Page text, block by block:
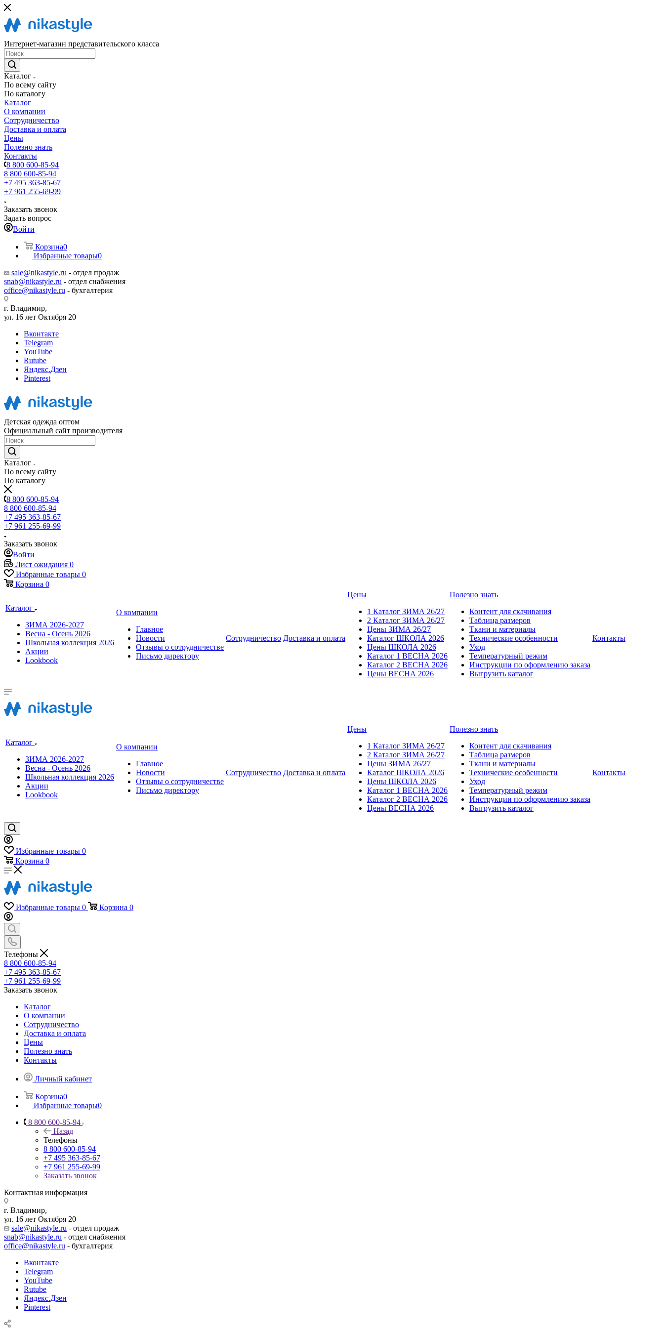
Интернет-магазин представительского класса
Каталог
По всему сайту
По каталогу
Каталог
О компании
Сотрудничество
Доставка и оплата
Цены
Полезно знать
Контакты
8 800 600-85-94
8 800 600-85-94
+7 495 363-85-67
+7 961 255-69-99
Заказать звонок
Задать вопрос
Войти
Корзина0
Избранные товары0
sale@nikastyle.ru - отдел продаж
snab@nikastyle.ru - отдел снабжения
office@nikastyle.ru - бухгалтерия
г. Владимир,
ул. 16 лет Октября 20
Вконтакте
Telegram
YouTube
Rutube
Яндекс.Дзен
Pinterest
Детская одежда оптом
Официальный сайт производителя
Каталог
По всему сайту
По каталогу
8 800 600-85-94
8 800 600-85-94
+7 495 363-85-67
+7 961 255-69-99
Заказать звонок
Войти
Лист ожидания 0
Избранные товары 0
Корзина 0
Каталог
ЗИМА 2026-2027
Весна - Осень 2026
Школьная коллекция 2026
Акции
Lookbook
О компании
Главное
Новости
Отзывы о сотрудничестве
Письмо директору
Сотрудничество Доставка и оплата
Цены
1 Каталог ЗИМА 26/27
2 Каталог ЗИМА 26/27
Цены ЗИМА 26/27
Каталог ШКОЛА 2026
Цены ШКОЛА 2026
Каталог 1 ВЕСНА 2026
Каталог 2 ВЕСНА 2026
Цены ВЕСНА 2026
Полезно знать
Контент для скачивания
Таблица размеров
Ткани и материалы
Технические особенности
Уход
Температурный режим
Инструкции по оформлению заказа
Выгрузить каталог
Контакты
Каталог
ЗИМА 2026-2027
Весна - Осень 2026
Школьная коллекция 2026
Акции
Lookbook
О компании
Главное
Новости
Отзывы о сотрудничестве
Письмо директору
Сотрудничество Доставка и оплата
Цены
1 Каталог ЗИМА 26/27
2 Каталог ЗИМА 26/27
Цены ЗИМА 26/27
Каталог ШКОЛА 2026
Цены ШКОЛА 2026
Каталог 1 ВЕСНА 2026
Каталог 2 ВЕСНА 2026
Цены ВЕСНА 2026
Полезно знать
Контент для скачивания
Таблица размеров
Ткани и материалы
Технические особенности
Уход
Температурный режим
Инструкции по оформлению заказа
Выгрузить каталог
Контакты
Избранные товары 0
Корзина 0
Избранные товары 0 Корзина 0
Телефоны
8 800 600-85-94
+7 495 363-85-67
+7 961 255-69-99
Заказать звонок
Каталог
О компании
Сотрудничество
Доставка и оплата
Цены
Полезно знать
Контакты
Личный кабинет
Корзина0
Избранные товары0
8 800 600-85-94
Назад
Телефоны
8 800 600-85-94
+7 495 363-85-67
+7 961 255-69-99
Заказать звонок
Контактная информация
г. Владимир,
ул. 16 лет Октября 20
sale@nikastyle.ru - отдел продаж
snab@nikastyle.ru - отдел снабжения
office@nikastyle.ru - бухгалтерия
Вконтакте
Telegram
YouTube
Rutube
Яндекс.Дзен
Pinterest